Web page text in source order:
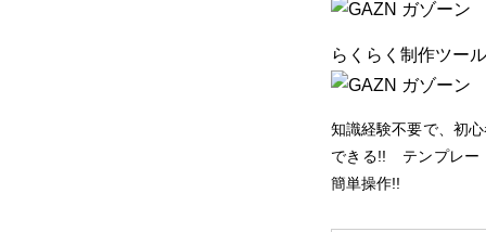
らくらく制作ツール
知識経験不要で、初
できる!! テンプレー
簡単操作!!